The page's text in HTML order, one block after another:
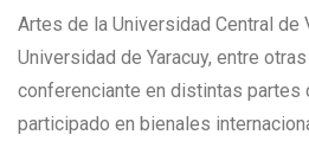
Artes de la Universidad Central de
Universidad de Yaracuy, entre
conferenciante en distintas partes
participado en bienales